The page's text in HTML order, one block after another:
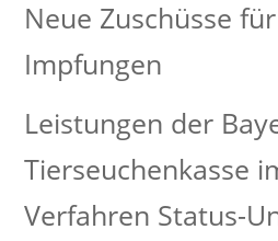
Neue Zuschüsse
Impfungen
Leistungen der
Tierseuchenkasse
Verfahren Status-